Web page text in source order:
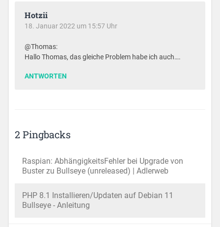
Hotzii
18. Januar 2022 um 15:57 Uhr
@Thomas:
Hallo Thomas, das gleiche Problem habe ich auch….
ANTWORTEN
2 Pingbacks
Raspian: AbhängigkeitsFehler bei Upgrade von
Buster zu Bullseye (unreleased) | Adlerweb
PHP 8.1 Installieren/Updaten auf Debian 11
Bullseye - Anleitung